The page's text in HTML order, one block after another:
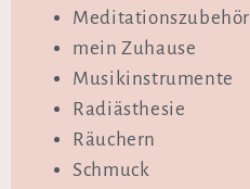
Meditationszubehör
mein Zuhause
Musikinstrumente
Radiästhesie
Räuchern
Schmuck